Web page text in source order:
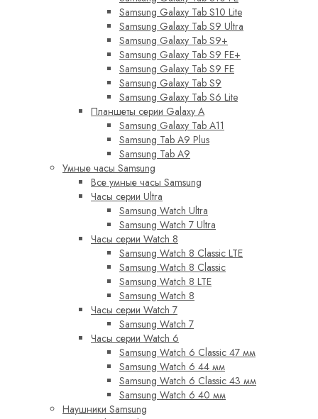
Samsung Galaxy Tab S10 Lite
Samsung Galaxy Tab S9 Ultra
Samsung Galaxy Tab S9+
Samsung Galaxy Tab S9 FE+
Samsung Galaxy Tab S9 FE
Samsung Galaxy Tab S9
Samsung Galaxy Tab S6 Lite
Планшеты серии Galaxy A
Samsung Galaxy Tab A11
Samsung Tab A9 Plus
Samsung Tab A9
Умные часы Samsung
Все умные часы Samsung
Часы серии Ultra
Samsung Watch Ultra
Samsung Watch 7 Ultra
Часы серии Watch 8
Samsung Watch 8 Classic LTE
Samsung Watch 8 Classic
Samsung Watch 8 LTE
Samsung Watch 8
Часы серии Watch 7
Samsung Watch 7
Часы серии Watch 6
Samsung Watch 6 Classic 47 мм
Samsung Watch 6 44 мм
Samsung Watch 6 Classic 43 мм
Samsung Watch 6 40 мм
Наушники Samsung